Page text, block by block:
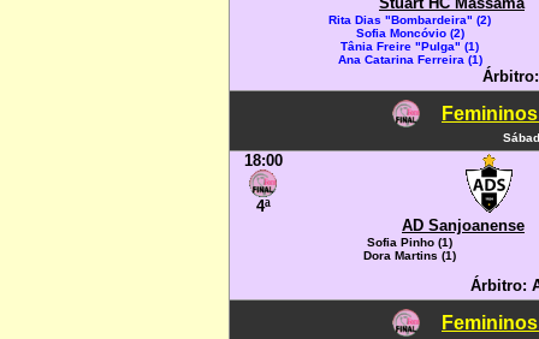
Rita Dias "Bombardeira" (2)
Sofia Moncóvio (2)
Tânia Freire "Pulga" (1)
Ana Catarina Ferreira (1)
18:00
4ª
AD Sanjoanense
Sofia Pinho (1)
Dora Martins (1)
Árbitro: